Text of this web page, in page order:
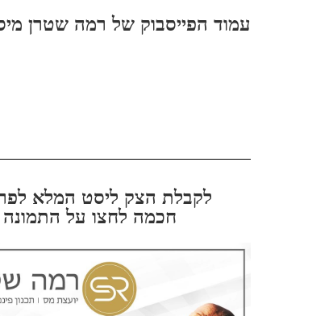
עמוד הפייסבוק של רמה שטרן
לקבלת הצק ליסט המלא
חכמה לחצו על התמונה